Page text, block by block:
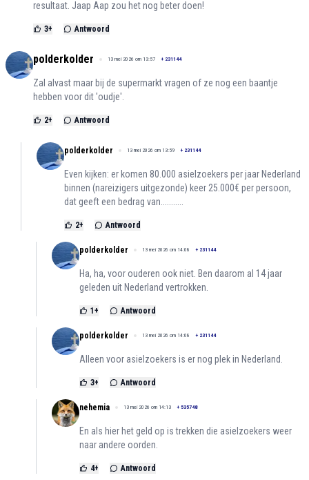
resultaat. Jaap Aap zou het nog beter doen!
3+ Antwoord
polderkolder 13 mei 2026 om 13:57 + 231144
Zal alvast maar bij de supermarkt vragen of ze nog een baantje
hebben voor dit 'oudje'.
2+ Antwoord
polderkolder 13 mei 2026 om 13:59 + 231144
Even kijken: er komen 80.000 asielzoekers per jaar Nederland
binnen (nareizigers uitgezonde) keer 25.000€ per persoon,
dat geeft een bedrag van...........
2+ Antwoord
polderkolder 13 mei 2026 om 14:08 + 231144
Ha, ha, voor ouderen ook niet. Ben daarom al 14 jaar
geleden uit Nederland vertrokken.
1 + Antwoord
polderkolder 13 mei 2026 om 14:08 + 231144
Alleen voor asielzoekers is er nog plek in Nederland.
3+ Antwoord
nehemia 13 mei 2026 om 14:13 + 535748
En als hier het geld op is trekken die asielzoekers weer
naar andere oorden.
4+ Antwoord